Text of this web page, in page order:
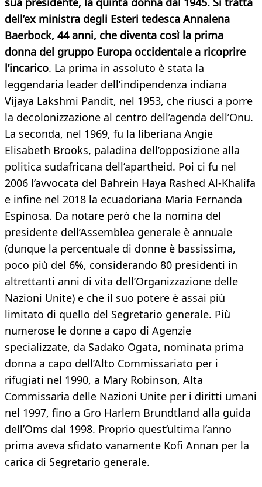
dell’ex ministra degli Esteri tedesca Annalena
Baerbock, 44 anni, che diventa così la prima
donna del gruppo Europa occidentale a ricoprire
l’incarico. La prima in assoluto è stata la
leggendaria leader dell’indipendenza indiana
Vijaya Lakshmi Pandit, nel 1953, che riuscì a porre
la decolonizzazione al centro dell’agenda dell’Onu.
La seconda, nel 1969, fu la liberiana Angie
Elisabeth Brooks, paladina dell’opposizione alla
politica sudafricana dell’apartheid. Poi ci fu nel
2006 l’avvocata del Bahrein Haya Rashed Al-Khalifa
e infine nel 2018 la ecuadoriana Maria Fernanda
Espinosa. Da notare però che la nomina del
presidente dell’Assemblea generale è annuale
(dunque la percentuale di donne è bassissima,
poco più del 6%, considerando 80 presidenti in
altrettanti anni di vita dell’Organizzazione delle
Nazioni Unite) e che il suo potere è assai più
limitato di quello del Segretario generale. Più
numerose le donne a capo di Agenzie
specializzate, da Sadako Ogata, nominata prima
donna a capo dell’Alto Commissariato per i
rifugiati nel 1990, a Mary Robinson, Alta
Commissaria delle Nazioni Unite per i diritti umani
nel 1997, fino a Gro Harlem Brundtland alla guida
dell’Oms dal 1998. Proprio quest’ultima l’anno
prima aveva sfidato vanamente Kofi Annan per la
carica di Segretario generale.